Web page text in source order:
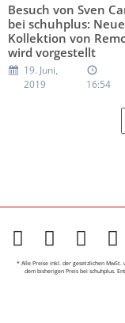
Besuch von Sven
bei schuhplus: Neue
Kollektion von
wird vorgestellt
19. Juni,
2019
16:54
* Alle Preise inkl. der gesetzlichen MwSt.
dem bisherigen Preis bei schuhplus.